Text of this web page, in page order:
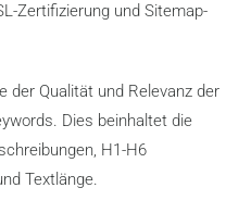
Zertifizierung und Sitemap-
der Qualität und Relevanz der
Dies beinhaltet die
H1-H6
Textlänge.